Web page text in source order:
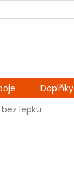
Doplňky
lepku